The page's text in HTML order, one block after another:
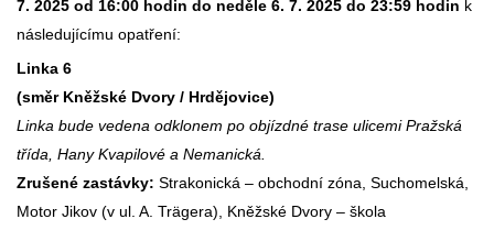
7. 2025 od 16:00 hodin do neděle 6. 7. 2025 do 23:59 hodin k
následujícímu opatření:
Linka 6
(směr Kněžské Dvory / Hrdějovice)
Linka bude vedena odklonem po objízdné trase ulicemi Pražská
třída, Hany Kvapilové a Nemanická.
Zrušené zastávky: Strakonická – obchodní zóna, Suchomelská,
Motor Jikov (v ul. A. Trägera), Kněžské Dvory – škola